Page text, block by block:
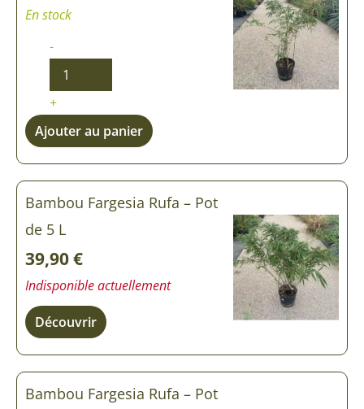
En stock
-
+
Ajouter au panier
Bambou Fargesia Rufa – Pot
de 5 L
39,90€
Indisponible actuellement
Découvrir
Bambou Fargesia Rufa – Pot